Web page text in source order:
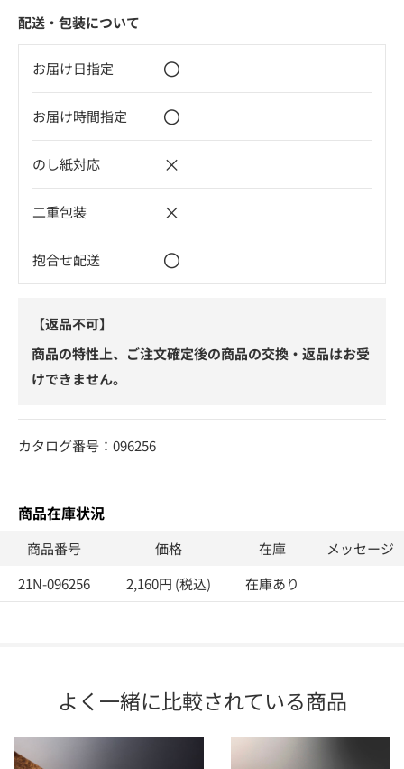
配送・包装について
お届け日指定 〇
お届け時間指定 〇
のし紙対応 ×
二重包装 ×
抱合せ配送 〇
【返品不可】
商品の特性上、ご注文確定後の商品の交換・返品はお受
けできません。
カタログ番号：096256
商品在庫状況
商品番号 価格 在庫
メッセージ
21N-096256
2,160円 (税込) 在庫あり
よく一緒に比較されている商品